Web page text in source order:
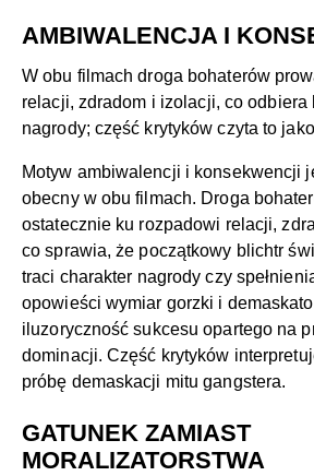
AMBIWALENCJA I
W obu filmach droga bohaterów
relacji, zdradom i izolacji, co odbiera
nagrody; część krytyków czyta to
Motyw ambiwalencji i konsekwencji
obecny w obu filmach. Droga
ostatecznie ku rozpadowi relacji,
co sprawia, że początkowy blichtr
traci charakter nagrody czy
opowieści wymiar gorzki i
iluzoryczność sukcesu opartego na
dominacji. Część krytyków
próbę demaskacji mitu gangstera.
GATUNEK ZAMIAST
MORALIZATORSTWA